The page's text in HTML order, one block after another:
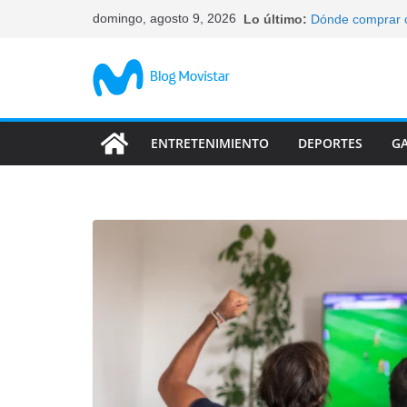
domingo, agosto 9, 2026 Lo último: Dónde comprar
Las
ENTRETENIMIENTO DEPORTES